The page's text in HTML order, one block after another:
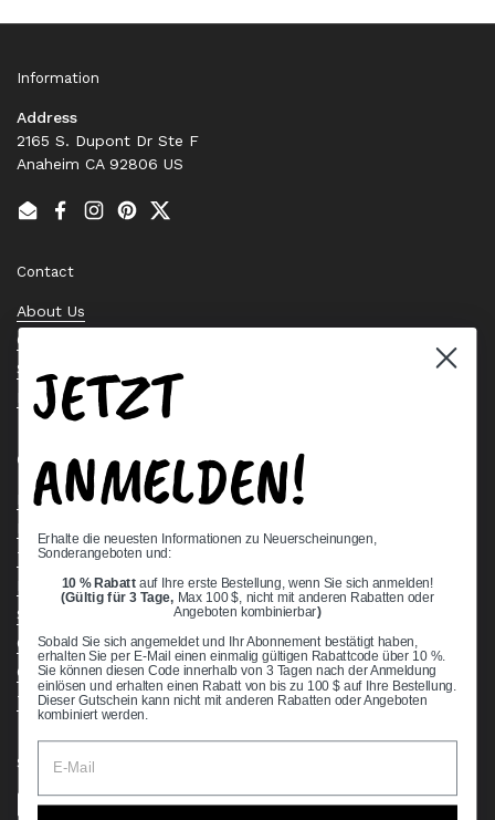
Information
Address
2165 S. Dupont Dr Ste F
Anaheim CA 92806 US
EmailFacebook
Instagram
PinterestTwitter
Contact
About Us
Contact Us
Stock Check
Request a Quote
Quick links
Bearing Knowledge Center
Terms & Conditions
Return & Refund Policy
Shipping Policy
Open Cookie Banner
Comprehensive Guide to Ball Bearings
Track your Order
Supported payment methods
JETZT
ANMELDEN!
Erhalte die neuesten Informationen zu Neuerscheinungen,
Sonderangeboten und:
10 % Rabatt auf Ihre erste Bestellung, wenn Sie sich anmelden!
(Gültig für 3 Tage, Max 100 $, nicht mit anderen Rabatten oder
Angeboten kombinierbar)
Sobald Sie sich angemeldet und Ihr Abonnement bestätigt haben,
erhalten Sie per E-Mail einen einmalig gültigen Rabattcode über 10 %.
Sie können diesen Code innerhalb von 3 Tagen nach der Anmeldung
einlösen und erhalten einen Rabatt von bis zu 100 $ auf Ihre Bestellung.
Dieser Gutschein kann nicht mit anderen Rabatten oder Angeboten
kombiniert werden.